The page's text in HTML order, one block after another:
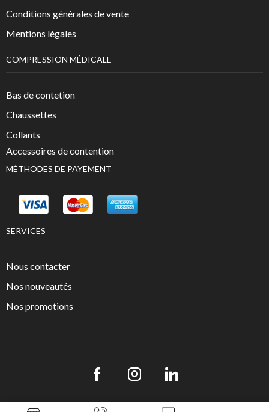
Conditions générales de vente
Mentions légales
COMPRESSION MÉDICALE
Bas de contetion
Chaussettes
Collants
Accessoires de contention
MÉTHODES DE PAYEMENT
SERVICES
Nous contacter
Nos nouveautés
Nos promotions